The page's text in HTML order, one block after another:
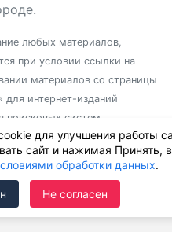
любых материалов,
при условии ссылки на
материалов со страницы
интернет-изданий
поисковых систем
или частичного
должна быть размещена в
для улучшения работы
сайт и нажимая Принять,
обработки данных.
Не согласен